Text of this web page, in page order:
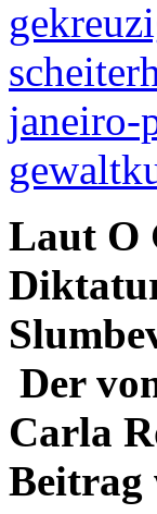
janeiro-
Laut O
Der
Carla
Beitrag